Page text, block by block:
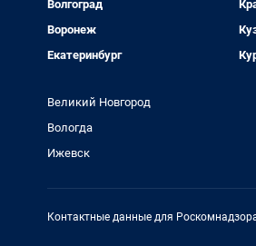
Волгоград
Воронеж
Екатеринбург
Великий Новгород
Вологда
Ижевск
Контактные данные для